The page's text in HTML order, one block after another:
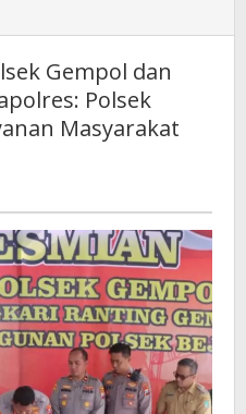
Gempol dan
Polsek
Masyarakat